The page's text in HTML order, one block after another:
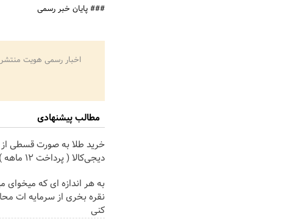
### پایان خبر رسمی
اخبار رسمی هویت
مطالب پیشنهادی
خرید طلا به صورت قسطی از
دیجی‌کالا ( پرداخت 12 ماهه )
به هر اندازه ای که میخوای
نقره بخری از سرمایه ات
کنی